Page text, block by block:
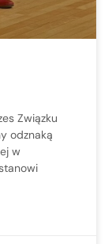
Związku
odznaką
w